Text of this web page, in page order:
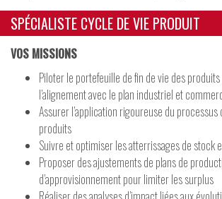
SPÉCIALISTE CYCLE DE VIE PRODUIT
VOS MISSIONS
Piloter le portefeuille de fin de vie des
l’alignement avec le plan industriel et
Assurer l’application rigoureuse du processus
produits
Suivre et optimiser les atterrissages de stock
Proposer des ajustements de plans de
d’approvisionnement pour limiter les surplus